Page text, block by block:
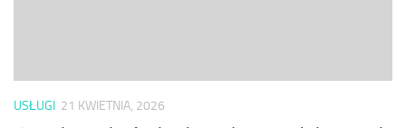
USŁUGI 21 KWIETNIA, 2026